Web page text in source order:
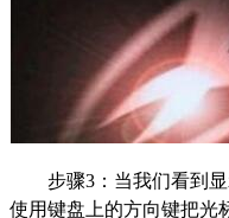
步骤3：当我们看到
使用键盘上的方向键把光